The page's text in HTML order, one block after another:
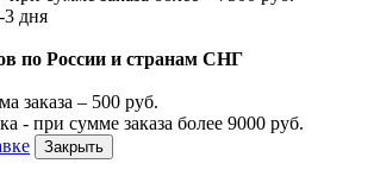
3 дня
по России и странам СНГ
заказа – 500 руб.
- при сумме заказа более 9000 руб.
Закрыть